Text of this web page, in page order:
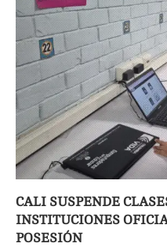
CALI SUSPENDE
INSTITUCIONES
POSESIÓN